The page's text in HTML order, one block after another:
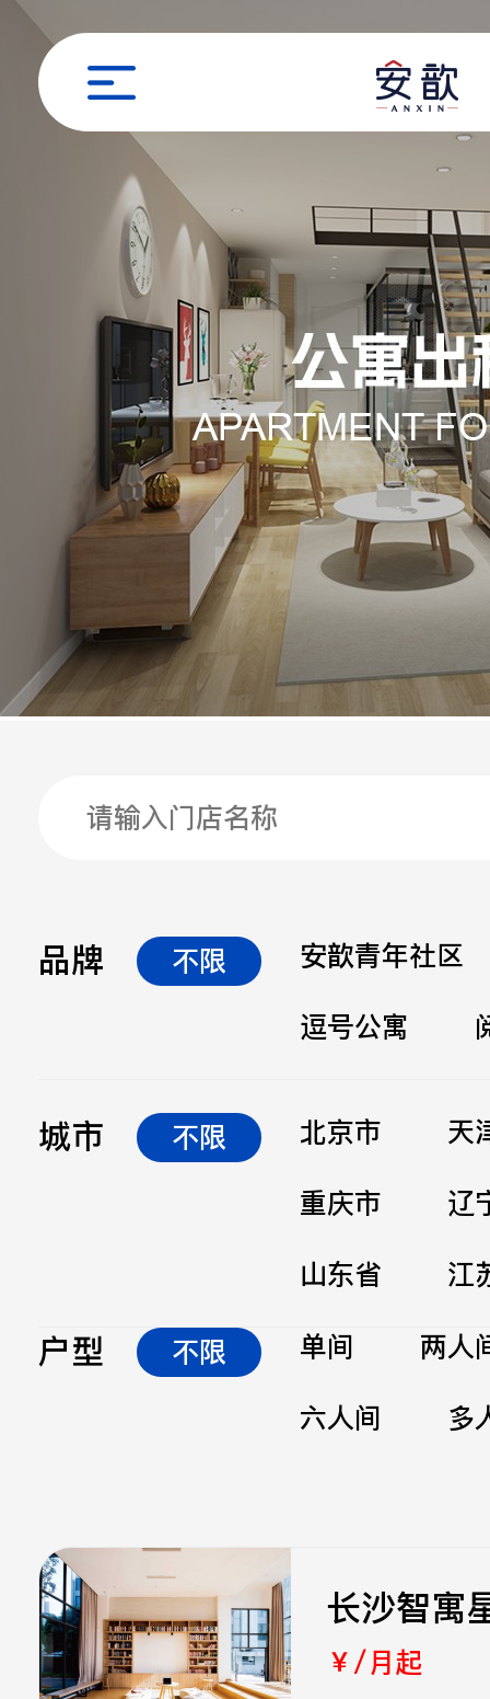
品牌 不限
安歆青年社区
逗号公寓
城市 不限 北京市
天
重庆市
辽
山东省
江
户型 不限 单间
两人
六人间
多
长沙智寓
￥/月起
职位申请
姓名
手机
公司
邮箱
留言
立即提交